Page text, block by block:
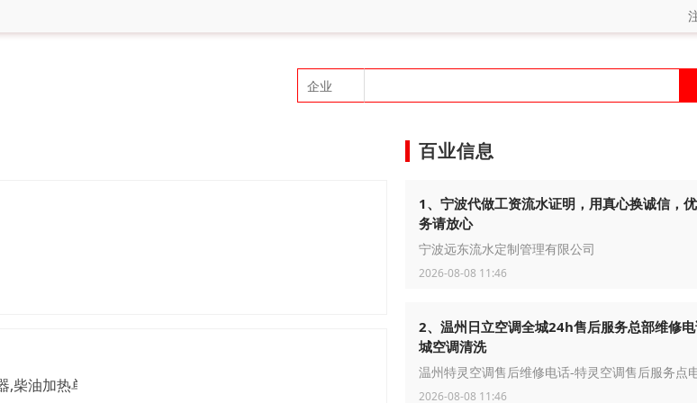
油加热单元,燃气加热
百业信息
1、宁波代做工资流水证明，用真心换诚信，
务请放心
宁波远东流水定制管理有限公司
2026-08-08 11:46
2、温州日立空调全城24h售后服务总部维修
城空调清洗
温州特灵空调售后维修电话-特灵空调售后服务点
2026-08-08 11:46